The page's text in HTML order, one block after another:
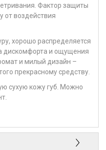
Фактор защиты
от воздействия
хорошо распределяется
дискомфорта и ощущения
и милый дизайн –
прекрасному средству.
сухую кожу губ. Можно